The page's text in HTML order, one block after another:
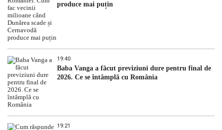
produce mai puțin
19:40
Baba Vanga a făcut previziuni dure pentru final de
2026. Ce se întâmplă cu România
19:21